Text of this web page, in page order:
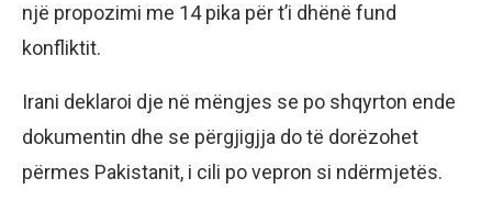
një propozimi me 14 pika për t’i dhënë fund
konfliktit.
Irani deklaroi dje në mëngjes se po shqyrton ende
dokumentin dhe se përgjigjja do të dorëzohet
përmes Pakistanit, i cili po vepron si ndërmjetës.